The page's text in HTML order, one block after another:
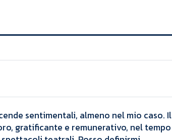
sentimentali, almeno nel mio caso. Il
gratificante e remunerativo, nel tempo